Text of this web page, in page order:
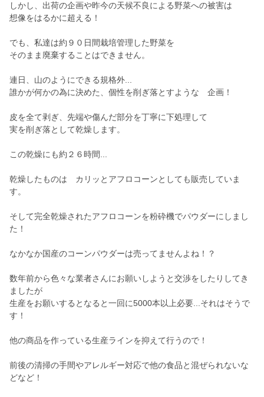
しかし、出荷の企画や昨今の天候不良による野菜への被害は
想像をはるかに超える！
でも、私達は約９０日間栽培管理した野菜を
そのまま廃棄することはできません。
連日、山のようにできる規格外...
誰かが何かの為に決めた、個性を削ぎ落とすような 企画！
皮を全て剥ぎ、先端や傷んだ部分を丁寧に下処理して
実を削ぎ落として乾燥します。
この乾燥にも約２６時間...
乾燥したものは カリッとアフロコーンとしても販売していま
す。
そして完全乾燥されたアフロコーンを粉砕機でパウダーにしまし
た！
なかなか国産のコーンパウダーは売ってませんよね！？
数年前から色々な業者さんにお願いしようと交渉をしたりしてき
ましたが
生産をお願いするとなると一回に5000本以上必要...それはそうで
す！
他の商品を作っている生産ラインを抑えて行うので！
前後の清掃の手間やアレルギー対応で他の食品と混ぜられないな
どなど！